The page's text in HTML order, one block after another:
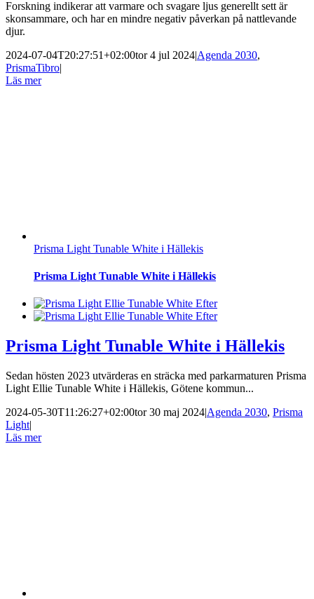
Forskning indikerar att varmare och svagare ljus generellt sett är
skonsammare, och har en mindre negativ påverkan på nattlevande
djur.
2024-07-04T20:27:51+02:00tor 4 jul 2024|Agenda 2030,
PrismaTibro|
Läs mer
Prisma Light Tunable White i Hällekis
Prisma Light Tunable White i Hällekis
Prisma Light Tunable White i Hällekis
Sedan hösten 2023 utvärderas en sträcka med parkarmaturen Prisma
Light Ellie Tunable White i Hällekis, Götene kommun...
2024-05-30T11:26:27+02:00tor 30 maj 2024|Agenda 2030, Prisma
Light|
Läs mer